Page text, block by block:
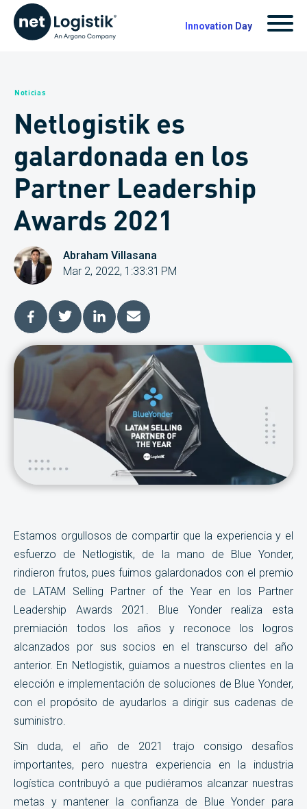
Innovation Day
Noticias
Netlogistik es
galardonada en los
Partner Leadership
Awards 2021
Abraham Villasana
Mar 2, 2022, 1:33:31 PM
Estamos orgullosos de compartir que la experiencia y el
esfuerzo de Netlogistik, de la mano de Blue Yonder,
rindieron frutos, pues fuimos galardonados con el premio
de LATAM Selling Partner of the Year en los Partner
Leadership Awards 2021. Blue Yonder realiza esta
premiación todos los años y reconoce los logros
alcanzados por sus socios en el transcurso del año
anterior. En Netlogistik, guiamos a nuestros clientes en la
elección e implementación de soluciones de Blue Yonder,
con el propósito de ayudarlos a dirigir sus cadenas de
suministro.
Sin duda, el año de 2021 trajo consigo desafíos
importantes, pero nuestra experiencia en la industria
logística contribuyó a que pudiéramos alcanzar nuestras
metas y mantener la confianza de Blue Yonder para